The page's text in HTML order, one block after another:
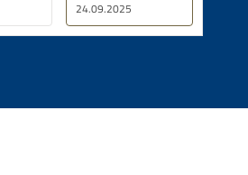
24.09.2025